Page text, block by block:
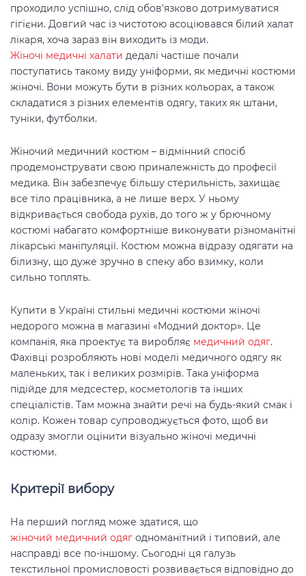
проходило успішно, слід обов'язково дотримуватися
гігієни. Довгий час із чистотою асоціювався білий халат
лікаря, хоча зараз він виходить із моди.
Жіночі медичні халати дедалі частіше почали
поступатись такому виду уніформи, як медичні костюми
жіночі. Вони можуть бути в різних кольорах, а також
складатися з різних елементів одягу, таких як штани,
туніки, футболки.
Жіночий медичний костюм – відмінний спосіб
продемонструвати свою приналежність до професії
медика. Він забезпечує більшу стерильність, захищає
все тіло працівника, а не лише верх. У ньому
відкривається свобода рухів, до того ж у брючному
костюмі набагато комфортніше виконувати різноманітні
лікарські маніпуляції. Костюм можна відразу одягати на
білизну, що дуже зручно в спеку або взимку, коли
сильно топлять.
Купити в Україні стильні медичні костюми жіночі
недорого можна в магазині «Модний доктор». Це
компанія, яка проектує та виробляє медичний одяг.
Фахівці розробляють нові моделі медичного одягу як
маленьких, так і великих розмірів. Така уніформа
підійде для медсестер, косметологів та інших
спеціалістів. Там можна знайти речі на будь-який смак і
колір. Кожен товар супроводжується фото, щоб ви
одразу змогли оцінити візуально жіночі медичні
костюми.
Критерії вибору
На перший погляд може здатися, що
жіночий медичний одяг одноманітний і типовий, але
насправді все по-іншому. Сьогодні ця галузь
текстильної промисловості розвивається відповідно до